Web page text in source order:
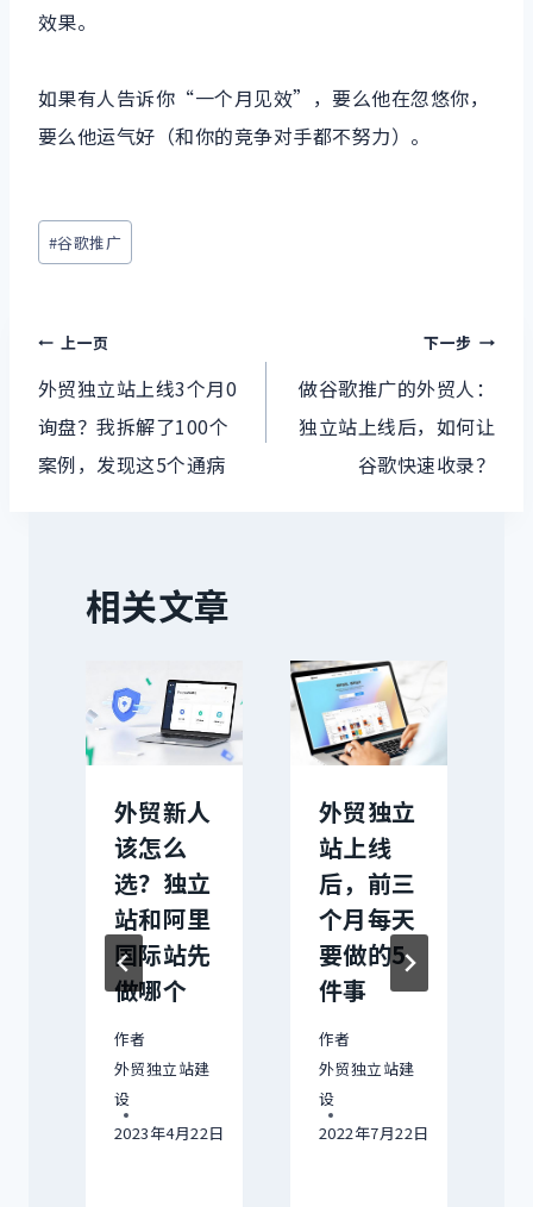
效果。
如果有人告诉你“一个月见效”，要么他在忽悠你，
要么他运气好（和你的竞争对手都不努力）。
文
章
签：
#谷歌推广
文
章
导
上一页
外贸独立站上线3个月0
询盘？我拆解了100个
案例，发现这5个通病
下一步
做谷歌推广的外贸人：
独立站上线后，如何让
谷歌快速收录？
相关文章
外贸新人
该怎么
选？独立
站和阿里
国际站先
做哪个
作者
外贸独立站建
设
2023年4月22日
外贸独立
站上线
后，前三
个月每天
要做的5
件事
作者
外贸独立站建
设
2022年7月22日